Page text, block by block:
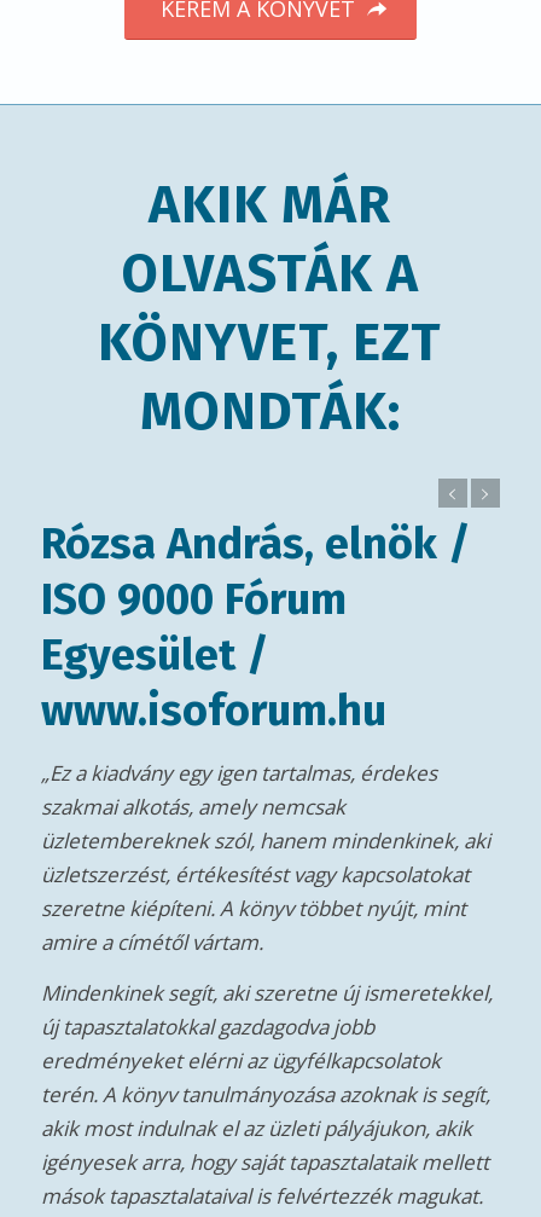
KÉREM A KÖNYVET
AKIK MÁR
OLVASTÁK A
KÖNYVET, EZT
MONDTÁK:
Avidor András, BNI
Magyarország vezetője
Boldogságunk emberi kapcsolataink
mennyiségében és minőségében rejlik, mondta
a Dalai Láma az afrikai Tütü érseknek. Hisz
mindent ezért, ezáltal érünk el és valójában
ennek érdekében.
István ebben a könyvben részletesen kifejti
ennek mind a praktikáját, mind az értelmét.
Bemutatva a bizalom és kapcsolatépítés alapjait
ügyfeleinkkel. Jó olvasást!
A SZERZŐRŐL: